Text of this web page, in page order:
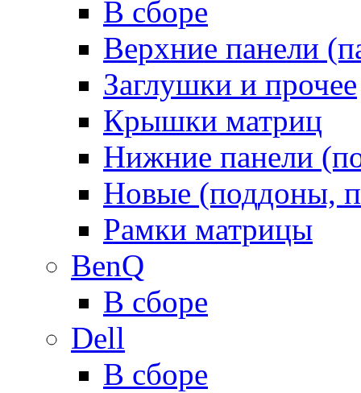
В сборе
Верхние панели
Заглушки и прочее
Крышки матриц
Нижние панели
Новые (поддоны,
Рамки матрицы
BenQ
В сборе
Dell
В сборе